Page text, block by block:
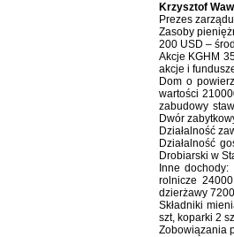
Krzysztof
Prezes
Zasoby
200 USD –
Akcje KGHM
akcje i
Dom o
wartości
zabudowy
Dwór
Działalność
Działalność
Drobiarski w
Inne
rolnicze
dzierżawy 7200
Składniki
szt, koparki 2
Zobowiązania